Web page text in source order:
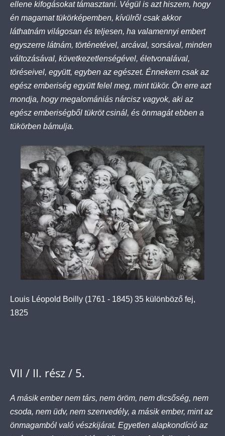
ellene kifogásokat támasztani. Végül is azt hiszem, hogy
én magamat tükörképemben, kívülről csak akkor
láthatnám világosan és teljesen, ha valamennyi embert
egyszerre látnám, történetével, arcával, sorsával, minden
változásával, következetlenségével, életvonalával,
töréseivel, együtt, egyben az egészet. Énnekem csak az
egész emberiség együtt felel meg, mint tükör. Ön erre azt
mondja, hogy megalomániás nárcisz vagyok, aki az
egész emberiségből tükröt csinál, és önmagát ebben a
tükörben bámulja.
Louis Léopold Boilly (1761 - 1845) 35 különböző fej,
1825
VII / II. rész / 5.
A másik ember nem társ, nem öröm, nem dicsőség, nem
csoda, nem üdv, nem szenvedély, a másik ember, mint az
önmagamból való vészkijárat. Egyetlen alapkondíció az